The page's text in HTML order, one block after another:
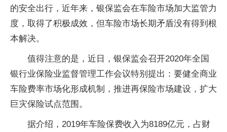
的安全出行，近年来，银保监会在车险市场加大监管力
度，取得了积极成效，但车险市场长期矛盾没有得到根
本解决。
值得注意的是，近日，银保监会召开2020年全国
银行业保险业监督管理工作会议特别提出：要健全商业
车险费率市场化形成机制，推进再保险市场建设，扩大
巨灾保险试点范围。
据介绍，2019年车险保费收入为8189亿元，占财